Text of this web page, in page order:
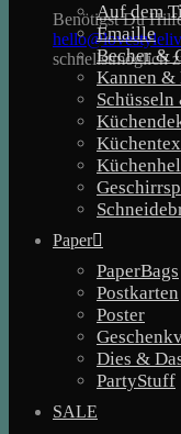
Benötigst Du
schnellstmöglich
Auf dem
Emaille
Becher &
Kannen &
Schüsseln
Paper
PaperBags
Postkarten
Poster
Dies &
PartyStuff
SALE